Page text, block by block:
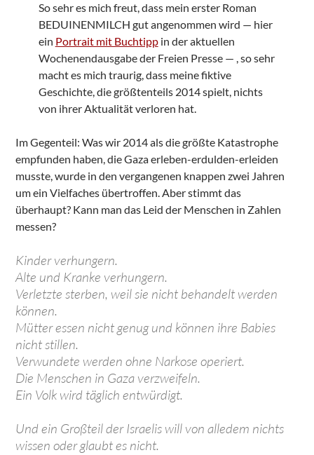
So sehr es mich freut, dass mein erster Roman
BEDUINENMILCH gut angenommen wird — hier
ein Portrait mit Buchtippin der aktuellen
Wochenendausgabe der Freien Presse — , so sehr
macht es mich traurig, dass meine fiktive
Geschichte, die größtenteils 2014 spielt, nichts
von ihrer Aktualität verloren hat.
Im Gegenteil: Was wir 2014 als die größte Katastrophe
empfunden haben, die Gaza erleben-erdulden-erleiden
musste, wurde in den vergangenen knappen zwei Jahren
um ein Vielfaches übertroffen. Aber stimmt das
überhaupt? Kann man das Leid der Menschen in Zahlen
messen?
Kinder verhungern.
Alte und Kranke verhungern.
Verletzte sterben, weil sie nicht behandelt werden
können.
Mütter essen nicht genug und können ihre Babies
nicht stillen.
Verwundete werden ohne Narkose operiert.
Die Menschen in Gaza verzweifeln.
Ein Volk wird täglich entwürdigt.
Und ein Großteil der Israelis will von alledem nichts
wissen oder glaubt es nicht.